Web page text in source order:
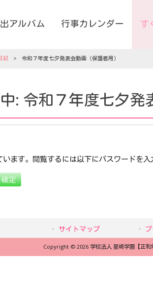
アルバム 行事カレンダー す
記 > 令和７年度七夕発表会動画（保護者用）
: 令和７年度七夕発
ます。閲覧するには以下にパスワードを入
サイトマップ
Copyright © 2026 学校法人 星崎学園【正